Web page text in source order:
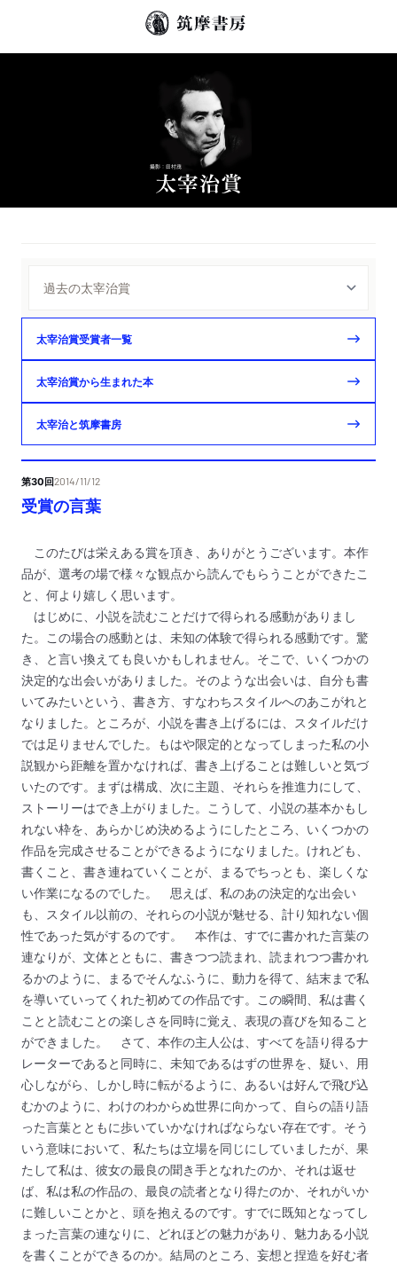
太宰治賞受賞者一覧
太宰治賞から生まれた本
太宰治と筑摩書房
第30回2014/11/12
受賞の言葉
このたびは栄えある賞を頂き、ありがとうございます。本作
品が、選考の場で様々な観点から読んでもらうことができたこ
と、何より嬉しく思います。
はじめに、小説を読むことだけで得られる感動がありまし
た。この場合の感動とは、未知の体験で得られる感動です。驚
き、と言い換えても良いかもしれません。そこで、いくつかの
決定的な出会いがありました。そのような出会いは、自分も書
いてみたいという、書き方、すなわちスタイルへのあこがれと
なりました。ところが、小説を書き上げるには、スタイルだけ
では足りませんでした。もはや限定的となってしまった私の小
説観から距離を置かなければ、書き上げることは難しいと気づ
いたのです。まずは構成、次に主題、それらを推進力にして、
ストーリーはでき上がりました。こうして、小説の基本かもし
れない枠を、あらかじめ決めるようにしたところ、いくつかの
作品を完成させることができるようになりました。けれども、
書くこと、書き連ねていくことが、まるでちっとも、楽しくな
い作業になるのでした。
思えば、私のあの決定的な出会い
も、スタイル以前の、それらの小説が魅せる、計り知れない個
性であった気がするのです。
本作は、すでに書かれた言葉の
連なりが、文体とともに、書きつつ読まれ、読まれつつ書かれ
るかのように、まるでそんなふうに、動力を得て、結末まで私
を導いていってくれた初めての作品です。この瞬間、私は書く
ことと読むことの楽しさを同時に覚え、表現の喜びを知ること
ができました。
さて、本作の主人公は、すべてを語り得るナ
レーターであると同時に、未知であるはずの世界を、疑い、用
心しながら、しかし時に転がるように、あるいは好んで飛び込
むかのように、わけのわからぬ世界に向かって、自らの語り語
った言葉とともに歩いていかなければならない存在です。そう
いう意味において、私たちは立場を同じにしていましたが、果
たして私は、彼女の最良の聞き手となれたのか、それは返せ
ば、私は私の作品の、最良の読者となり得たのか、それがいか
に難しいことかと、頭を抱えるのです。すでに既知となってし
まった言葉の連なりに、どれほどの魅力があり、魅力ある小説
を書くことができるのか。結局のところ、妄想と捏造を好む者